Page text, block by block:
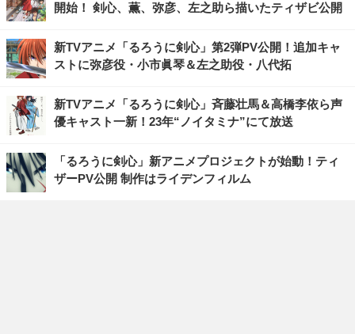
開始！ 剣心、薫、弥彦、左之助ら描いたティザビ公開
新TVアニメ「るろうに剣心」第2弾PV公開！追加キャ
ストに弥彦役・小市眞琴＆左之助役・八代拓
新TVアニメ「るろうに剣心」斉藤壮馬＆高橋李依ら声
優キャスト一新！23年“ノイタミナ”にて放送
「るろうに剣心」新アニメプロジェクトが始動！ティ
ザーPV公開 制作はライデンフィルム